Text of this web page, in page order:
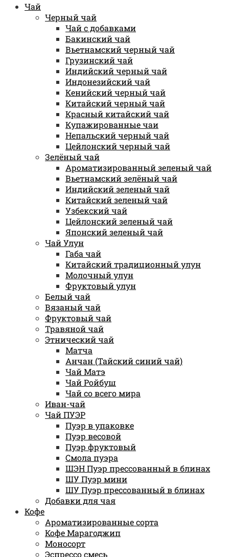
Чай
Черный чай
Чай с добавками
Бакинский чай
Вьетнамский черный чай
Грузинский чай
Индийский черный чай
Индонезийский чай
Кенийский черный чай
Китайский черный чай
Красный китайский чай
Купажированные чаи
Непальский черный чай
Цейлонский черный чай
Зелёный чай
Ароматизированный зеленый чай
Вьетнамский зелёный чай
Индийский зеленый чай
Китайский зеленый чай
Узбекский чай
Цейлонский зеленый чай
Японский зеленый чай
Чай Улун
Габа чай
Китайский традиционный улун
Молочный улун
Фруктовый улун
Белый чай
Вязаный чай
Фруктовый чай
Травяной чай
Этнический чай
Матча
Анчан (Тайский синий чай)
Чай Матэ
Чай Ройбуш
Чай со всего мира
Иван-чай
Чай ПУЭР
Пуэр в упаковке
Пуэр весовой
Пуэр фруктовый
Смола пуэра
ШЭН Пуэр прессованный в блинах
ШУ Пуэр мини
ШУ Пуэр прессованный в блинах
Добавки для чая
Кофе
Ароматизированные сорта
Кофе Марагоджип
Моносорт
Эспрессо смесь